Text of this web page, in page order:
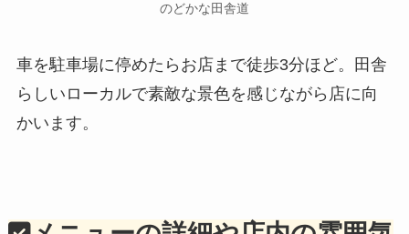
のどかな田舎道
車を駐車場に停めたらお店まで徒歩3分ほど。田舎
らしいローカルで素敵な景色を感じながら店に向
かいます。